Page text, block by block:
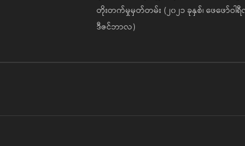
တိုးတက်မှုမှတ်တမ်း (၂၀၂၁ ခုနှစ်၊ ဖေဖော်ဝါရီ
ဒီဇင်ဘာလ)